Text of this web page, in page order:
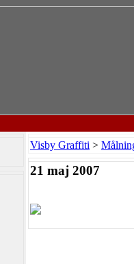
Visby Graffiti >
21 maj 2007